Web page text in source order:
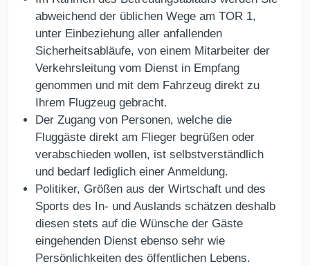
abweichend der üblichen Wege am TOR 1,
unter Einbeziehung aller anfallenden
Sicherheitsabläufe, von einem Mitarbeiter der
Verkehrsleitung vom Dienst in Empfang
genommen und mit dem Fahrzeug direkt zu
Ihrem Flugzeug gebracht.
Der Zugang von Personen, welche die
Fluggäste direkt am Flieger begrüßen oder
verabschieden wollen, ist selbstverständlich
und bedarf lediglich einer Anmeldung.
Politiker, Größen aus der Wirtschaft und des
Sports des In- und Auslands schätzen deshalb
diesen stets auf die Wünsche der Gäste
eingehenden Dienst ebenso sehr wie
Persönlichkeiten des öffentlichen Lebens.